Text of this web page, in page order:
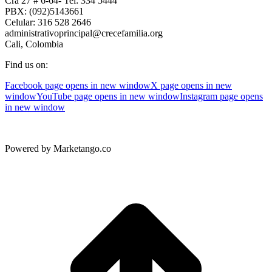
PBX: (092)5143661
Celular: 316 528 2646
administrativoprincipal@crecefamilia.org
Cali, Colombia
Find us on:
Facebook page opens in new windowX page opens in new
windowYouTube page opens in new windowInstagram page opens
in new window
Powered by Marketango.co